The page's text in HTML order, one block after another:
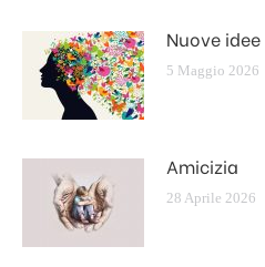
Nuove idee
5 Maggio 2026
Amicizia
28 Aprile 2026